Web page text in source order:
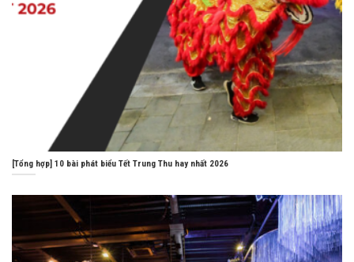
[Tổng hợp] 10 bài phát biểu Tết Trung Thu hay nhất 2026